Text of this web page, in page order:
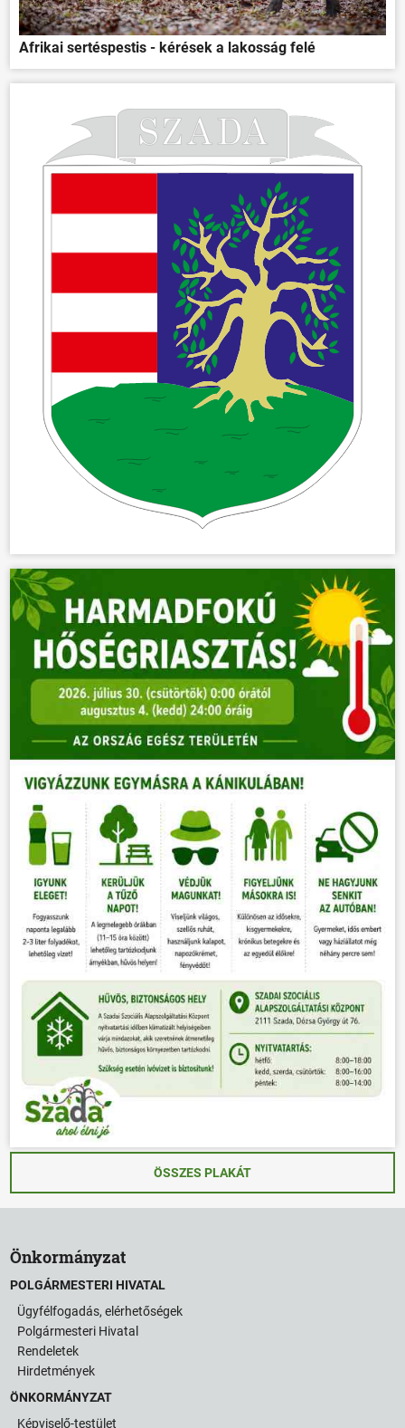
ÖNKORMÁNYZAT
ÜGYINTÉZÉS
KÖZÖSSÉG
HÍREK
VÁLASZTÁSOK
Afrikai sertéspestis - kérések a lakosság felé
ÖSSZES PLAKÁT
Önkormányzat
POLGÁRMESTERI HIVATAL
Ügyfélfogadás, elérhetőségek
Polgármesteri Hivatal
Rendeletek
Hirdetmények
ÖNKORMÁNYZAT
Képviselő-testület